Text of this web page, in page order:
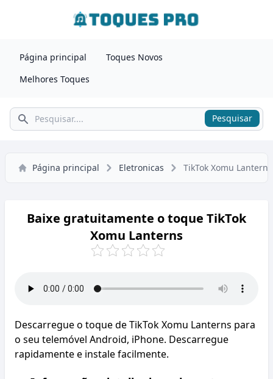
Página principal
Toques Novos
Melhores Toques
Pesquisar Pesquisar
Página principal Eletronicas TikTok Xomu Lanterns
Baixe gratuitamente o toque TikTok
Xomu Lanterns
Descarregue o toque de TikTok Xomu Lanterns para
o seu telemóvel Android, iPhone. Descarregue
rapidamente e instale facilmente.